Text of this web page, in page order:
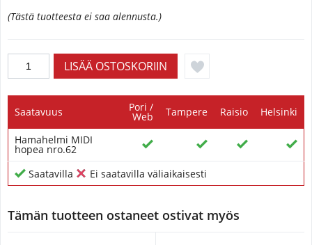
(Tästä tuotteesta ei saa alennusta.)
Saatavuus Pori /
Web Tampere Raisio Helsinki
Hamahelmi MIDI
hopea nro.62
Saatavilla
Ei saatavilla väliaikaisesti
Tämän tuotteen ostaneet ostivat myös